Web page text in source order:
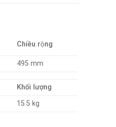
Chiều rộng
495 mm
Khối lượng
15.5 kg